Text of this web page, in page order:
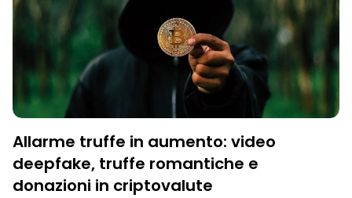
Accedi Registrati
Allarme truffe in aumento: video
deepfake, truffe romantiche e
donazioni in criptovalute